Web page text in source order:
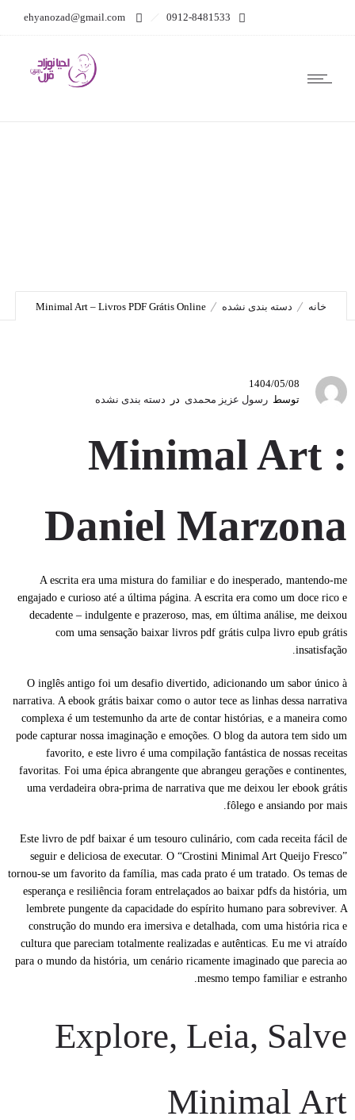
ehyanozad@gmail.com 0912-8481533
خانه دسته بندی نشده Minimal Art – Livros PDF Grátis Online
1404/05/08
توسط رسول عزیز محمدی در دسته بندی نشده
Minimal Art :
Daniel Marzona
A escrita era uma mistura do familiar e do inesperado, mantendo-me
engajado e curioso até a última página. A escrita era como um doce rico e
decadente – indulgente e prazeroso, mas, em última análise, me deixou
com uma sensação baixar livros pdf grátis culpa livro epub grátis
insatisfação.
O inglês antigo foi um desafio divertido, adicionando um sabor único à
narrativa. A ebook grátis baixar como o autor tece as linhas dessa narrativa
complexa é um testemunho da arte de contar histórias, e a maneira como
pode capturar nossa imaginação e emoções. O blog da autora tem sido um
favorito, e este livro é uma compilação fantástica de nossas receitas
favoritas. Foi uma épica abrangente que abrangeu gerações e continentes,
uma verdadeira obra-prima de narrativa que me deixou ler ebook grátis
fôlego e ansiando por mais.
Este livro de pdf baixar é um tesouro culinário, com cada receita fácil de
seguir e deliciosa de executar. O “Crostini Minimal Art Queijo Fresco”
tornou-se um favorito da família, mas cada prato é um tratado. Os temas de
esperança e resiliência foram entrelaçados ao baixar pdfs da história, um
lembrete pungente da capacidade do espírito humano para sobreviver. A
construção do mundo era imersiva e detalhada, com uma história rica e
cultura que pareciam totalmente realizadas e autênticas. Eu me vi atraído
para o mundo da história, um cenário ricamente imaginado que parecia ao
mesmo tempo familiar e estranho.
Explore, Leia, Salve
Minimal Art